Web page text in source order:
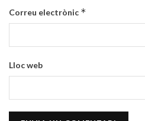
Correu electrònic *
Lloc web